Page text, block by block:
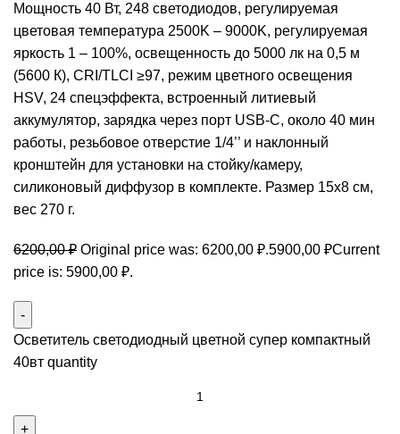
Мощность 40 Вт, 248 светодиодов, регулируемая
цветовая температура 2500K – 9000K, регулируемая
яркость 1 – 100%, освещенность до 5000 лк на 0,5 м
(5600 К), CRI/TLCI ≥97, режим цветного освещения
HSV, 24 спецэффекта, встроенный литиевый
аккумулятор, зарядка через порт USB-C, около 40 мин
работы, резьбовое отверстие 1/4’’ и наклонный
кронштейн для установки на стойку/камеру,
силиконовый диффузор в комплекте. Размер 15х8 см,
вес 270 г.
6200,00₽ Original price was: 6200,00 ₽.5900,00 ₽Current
price is: 5900,00 ₽.
Осветитель светодиодный цветной супер компактный
40вт quantity